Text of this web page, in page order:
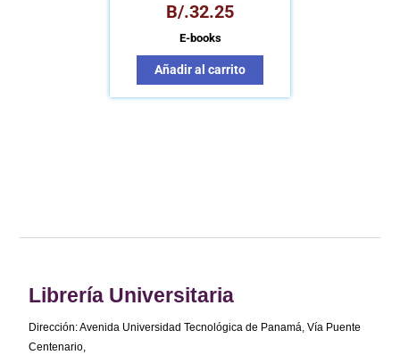
B/.32.25
E-books
Añadir al carrito
Librería Universitaria
Dirección: Avenida Universidad Tecnológica de Panamá, Vía Puente
Centenario,